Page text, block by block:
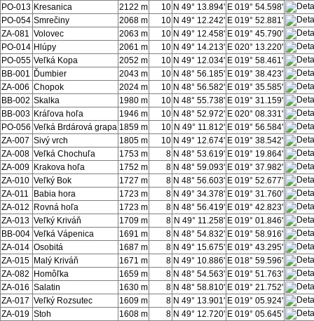
PO-013 Kresanica 2122 m 10 N 49° 13.894' E 019° 54.598'
PO-054 Smrečiny 2068 m 10 N 49° 12.242' E 019° 52.881'
ZA-081 Volovec 2063 m 10 N 49° 12.458' E 019° 45.790'
PO-014 Hlúpy 2061 m 10 N 49° 14.213' E 020° 13.220'
PO-055 Veľká Kopa 2052 m 10 N 49° 12.034' E 019° 58.461'
BB-001 Ďumbier 2043 m 10 N 48° 56.185' E 019° 38.423'
ZA-006 Chopok 2024 m 10 N 48° 56.582' E 019° 35.585'
BB-002 Skalka 1980 m 10 N 48° 55.738' E 019° 31.159'
BB-003 Kráľova hoľa 1946 m 10 N 48° 52.972' E 020° 08.331'
PO-056 Veľká Brdárová grapa 1859 m 10 N 49° 11.812' E 019° 56.584'
ZA-007 Sivý vrch 1805 m 10 N 49° 12.674' E 019° 38.542'
ZA-008 Veľká Chochuľa 1753 m 8 N 48° 53.619' E 019° 19.864'
ZA-009 Krakova hoľa 1752 m 8 N 48° 59.093' E 019° 37.982'
ZA-010 Veľký Bok 1727 m 8 N 48° 56.603' E 019° 52.677'
ZA-011
Babia hora 1723 m 8 N 49° 34.378' E 019° 31.760'
ZA-012
Rovná hoľa 1723 m 8 N 48° 56.419' E 019° 42.823'
ZA-013 Veľký Kriváň 1709 m 8 N 49° 11.258' E 019° 01.846'
BB-004 Veľká Vápenica 1691 m 8 N 48° 54.832' E 019° 58.916'
ZA-014 Osobitá 1687 m 8 N 49° 15.675' E 019° 43.295'
ZA-015 Malý Kriváň 1671 m 8 N 49° 10.886' E 018° 59.596'
ZA-082
Homôľka 1659 m 8 N 48° 54.563' E 019° 51.763'
ZA-016 Salatin 1630 m 8 N 48° 58.810' E 019° 21.752'
ZA-017 Veľký Rozsutec 1609 m 8 N 49° 13.901' E 019° 05.924'
ZA-019 Stoh 1608 m 8 N 49° 12.720' E 019° 05.645'